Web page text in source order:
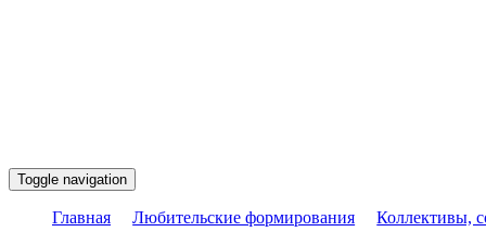
Toggle navigation
Главная Любительские формирования Коллективы,